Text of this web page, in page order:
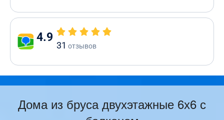
4.9
31 отзывов
Дома из бруса двухэтажные 6х6 с